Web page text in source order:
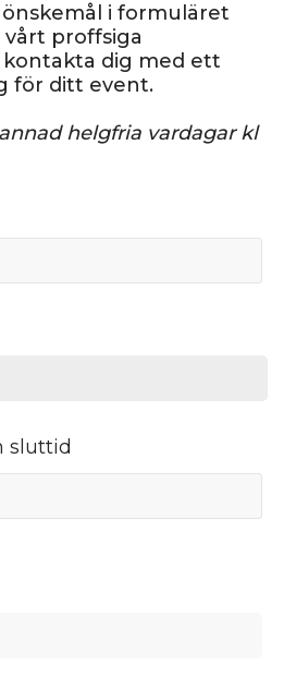
i formuläret
proffsiga
dig med ett
för ditt event.
helgfria vardagar kl
sluttid